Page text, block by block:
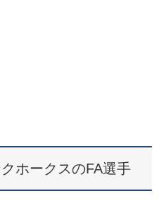
ホークスのFA選手